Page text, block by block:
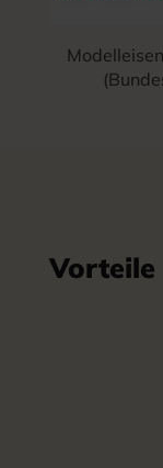
Vorteile